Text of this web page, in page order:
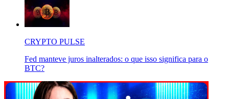
CRYPTO PULSE
Fed manteve juros inalterados: o que isso significa para o
BTC?